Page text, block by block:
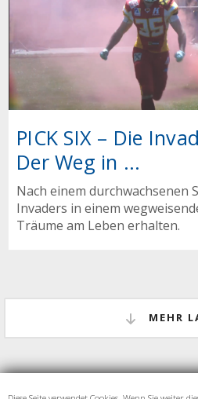
PICK SIX – Die
Der Weg in ...
Nach einem durchwachsenen
Invaders in einem
Träume am Leben erhalten.
MEHR